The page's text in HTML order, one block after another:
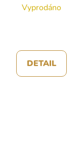
Vyprodáno
DETAIL